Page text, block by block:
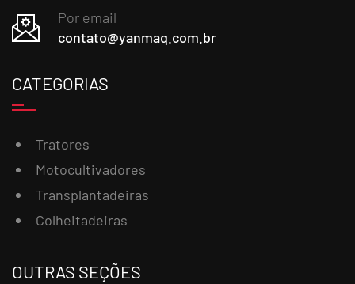
Por email
contato@yanmaq.com.br
CATEGORIAS
Tratores
Motocultivadores
Transplantadeiras
Colheitadeiras
OUTRAS SEÇÕES